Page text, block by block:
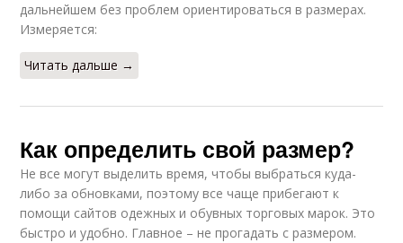
дальнейшем без проблем ориентироваться в размерах.
Измеряется:
Читать дальше →
Как определить свой размер?
Не все могут выделить время, чтобы выбраться куда-
либо за обновками, поэтому все чаще прибегают к
помощи сайтов одежных и обувных торговых марок. Это
быстро и удобно. Главное – не прогадать с размером.